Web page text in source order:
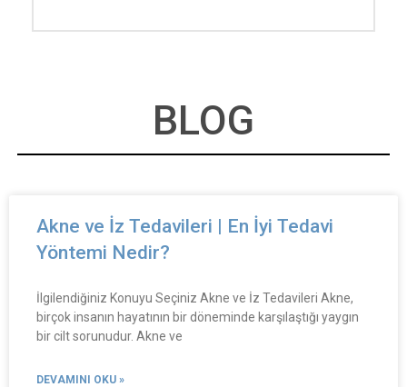
BLOG
Akne ve İz Tedavileri | En İyi Tedavi
Yöntemi Nedir?
İlgilendiğiniz Konuyu Seçiniz Akne ve İz Tedavileri Akne,
birçok insanın hayatının bir döneminde karşılaştığı yaygın
bir cilt sorunudur. Akne ve
DEVAMINI OKU »